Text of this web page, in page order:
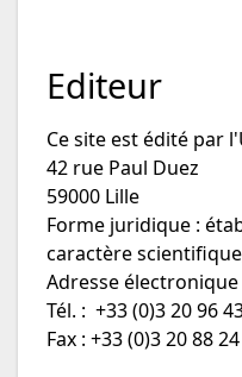
Editeur
Ce site est édité par
42 rue Paul Duez
59000 Lille
Forme juridique :
caractère
Adresse électronique
Tél. : +33 (0)3 20 96
Fax : +33 (0)3 20 88